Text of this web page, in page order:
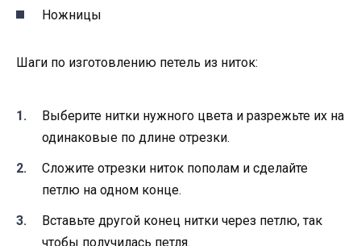
Ножницы
Шаги по изготовлению петель из ниток:
Выберите нитки нужного цвета и разрежьте их на
одинаковые по длине отрезки.
Сложите отрезки ниток пополам и сделайте
петлю на одном конце.
Вставьте другой конец нитки через петлю, так
чтобы получилась петля.